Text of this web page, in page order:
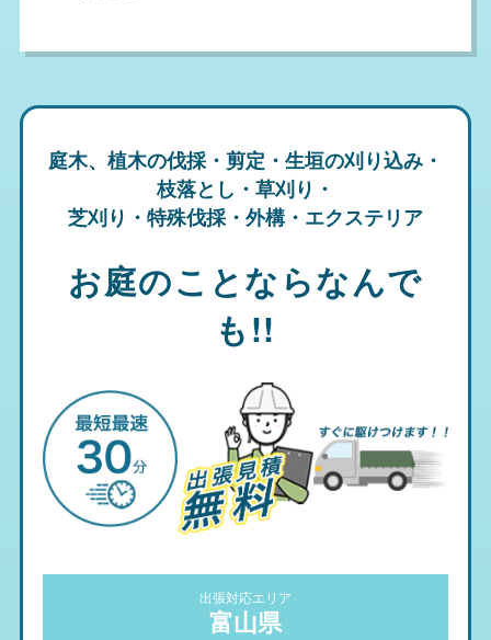
庭木、植木の伐採・剪定・生垣の刈り込み・
枝落とし・草刈り・
芝刈り・特殊伐採・外構・エクステリア
お庭のことならなんで
も!!
出張対応エリア
富山県